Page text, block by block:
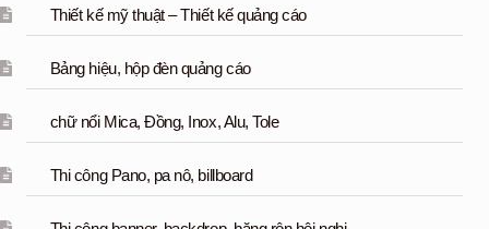
Thiết kế mỹ thuật – Thiết kế quảng cáo
Bảng hiệu, hộp đèn quảng cáo
chữ nổi Mica, Đồng, Inox, Alu, Tole
Thi công Pano, pa nô, billboard